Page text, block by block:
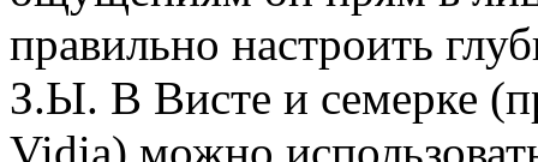
правильно настроить
З.Ы. В Висте и семерке